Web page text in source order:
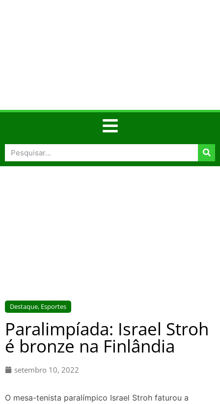
Destaque, Esportes
Paralimpíada: Israel Stroh
é bronze na Finlândia
setembro 10, 2022
O mesa-tenista paralímpico Israel Stroh faturou a